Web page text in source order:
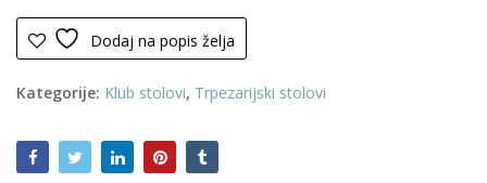
količina
Dodaj na popis želja
Kategorije: Klub stolovi, Trpezarijski stolovi